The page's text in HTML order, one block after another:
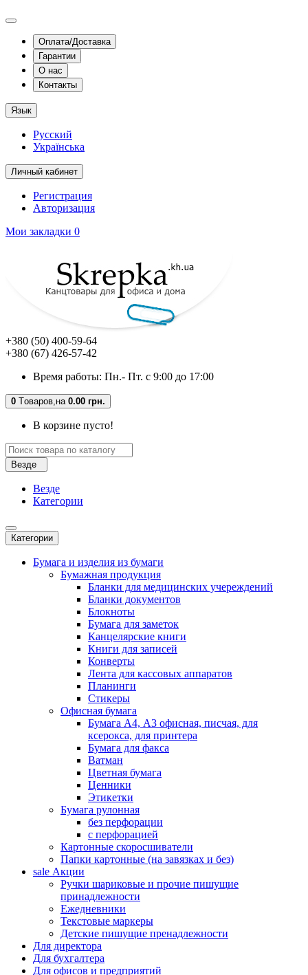
Оплата/Доставка
Гарантии
О нас
Контакты
Язык
Русский
Українська
Личный кабинет
Регистрация
Авторизация
Мои закладки 0
+380 (50) 400-59-64
+380 (67) 426-57-42
Время работы: Пн.- Пт. с 9:00 до 17:00
0 Tоваров,на 0.00 грн.
В корзине пусто!
Везде
Везде
Категории
Категории
Бумага и изделия из бумаги
Бумажная продукция
Бланки для медицинских учереждений
Бланки документов
Блокноты
Бумага для заметок
Канцелярские книги
Книги для записей
Конверты
Лента для кассовых аппаратов
Планинги
Стикеры
Офисная бумага
Бумага А4, А3 офисная, писчая, для
ксерокса, для принтера
Бумага для факса
Ватман
Цветная бумага
Ценники
Этикетки
Бумага рулонная
без перфорации
с перфорацией
Картонные скоросшиватели
Папки картонные (на завязках и без)
sale Акции
Ручки шариковые и прочие пишущие
принадлежности
Ежедневники
Текстовые маркеры
Детские пишущие пренадлежности
Для директора
Для бухгалтера
Для офисов и предприятий